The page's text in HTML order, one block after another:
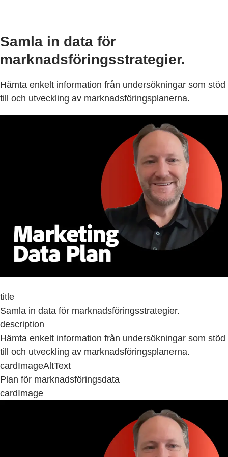
Samla in data för
marknadsföringsstrategier.
Hämta enkelt information från undersökningar som stöd
till och utveckling av marknadsföringsplanerna.
title
Samla in data för marknadsföringsstrategier.
description
Hämta enkelt information från undersökningar som stöd
till och utveckling av marknadsföringsplanerna.
cardImageAltText
Plan för marknadsföringsdata
cardImage